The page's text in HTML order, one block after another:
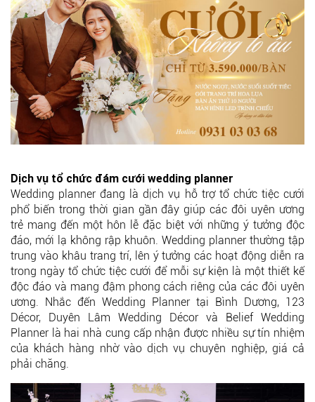
Dịch vụ tổ chức đám cưới wedding planner
Wedding planner đang là dịch vụ hỗ trợ tổ chức tiệc cưới
phổ biến trong thời gian gần đây giúp các đôi uyên ương
trẻ mang đến một hôn lễ đặc biệt với những ý tưởng độc
đáo, mới lạ không rập khuôn. Wedding planner thường tập
trung vào khâu trang trí, lên ý tưởng các hoạt động diễn ra
trong ngày tổ chức tiệc cưới để mỗi sự kiện là một thiết kế
độc đáo và mang đậm phong cách riêng của các đôi uyên
ương. Nhắc đến Wedding Planner tại Bình Dương, 123
Décor, Duyên Lâm Wedding Décor và Belief Wedding
Planner là hai nhà cung cấp nhận được nhiều sự tín nhiệm
của khách hàng nhờ vào dịch vụ chuyên nghiệp, giá cả
phải chăng.